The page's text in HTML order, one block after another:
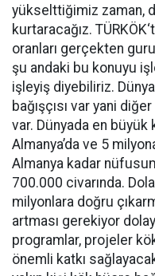
yükselttiğimiz zaman,
kurtaracağız. TÜRKÖK‘
oranları gerçekten
şu andaki bu konuyu
işleyiş diyebiliriz.
bağışçısı var yani
var. Dünyada en büyük
Almanya’da ve 5
Almanya kadar
700.000 civarında.
milyonlara doğru
artması gerekiyor
programlar, projeler
önemli katkı